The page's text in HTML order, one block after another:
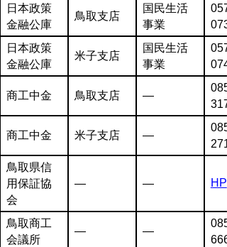
日本政策
金融公庫
鳥取支店
国民生活
事業
日本政策
金融公庫
米子支店
国民生活
事業
商工中金 鳥取支店 ―
商工中金 米子支店 ―
鳥取県信
用保証協
会
― ― HP
鳥取商工
会議所
― ―